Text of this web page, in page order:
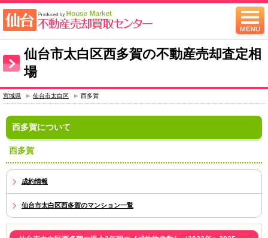
仙台市太白区西多賀の不動産売却査定相
場
宮城県 仙台市太白区 西多賀
西多賀について
西多賀
成約情報
仙台市太白区西多賀のマンション一覧